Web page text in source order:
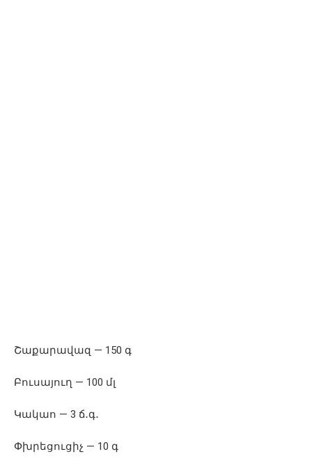
Շաքարավազ — 150 գ
Բուսայուղ — 100 մլ
Կակաո — 3 ճ․գ․
Փխրեցուցիչ — 10 գ